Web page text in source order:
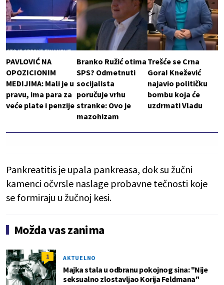
PAVLOVIĆ NA
OPOZICIONIM
MEDIJIMA: Mali je u
pravu, ima para za
veće plate i penzije
Branko Ružić otima
SPS? Odmetnuti
socijalista
poručuje vrhu
stranke: Ovo je
mazohizam
Trešće se Crna
Gora! Knežević
najavio političku
bombu koja će
uzdrmati Vladu
Pankreatitis je upala pankreasa, dok su žučni
kamenci očvrsle naslage probavne tečnosti koje
se formiraju u žučnoj kesi.
Možda vas zanima
1 AKTUELNO
Majka stala u odbranu pokojnog sina: "Nije
seksualno zlostavljao Korija Feldmana"